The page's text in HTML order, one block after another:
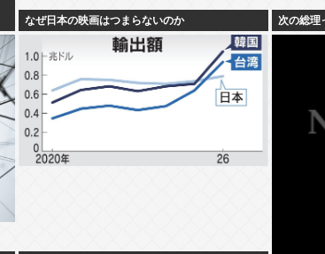
なぜ日本の映画はつまらないのか 次の総理